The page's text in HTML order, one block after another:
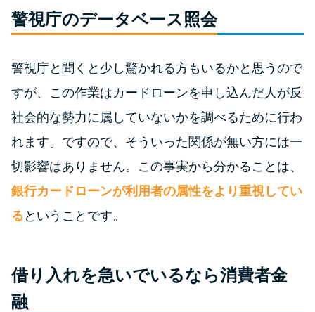
家賃払えないが強制退去は避け
たい…市役所に相談より賢い方
街金とは？絶対審査通る？借金
い理由
質屋でお金を借りるには？年利
やシステムをカードローンと比
学生がお金を借りる方法があ
る？
警視庁のデータベース照会
警視庁と聞くと少し驚かれる方もいるかと思うので
すが、この作業はカードローンを申し込んだ人が反
社会的な勢力に属していないかを調べるために行わ
れます。ですので、そういった関係が無い方には一
切影響はありません。この事実から分かることは、
銀行カードローンが利用者の属性をより重視してい
る ということです。
借り入れを急いでいるなら消費者金
融